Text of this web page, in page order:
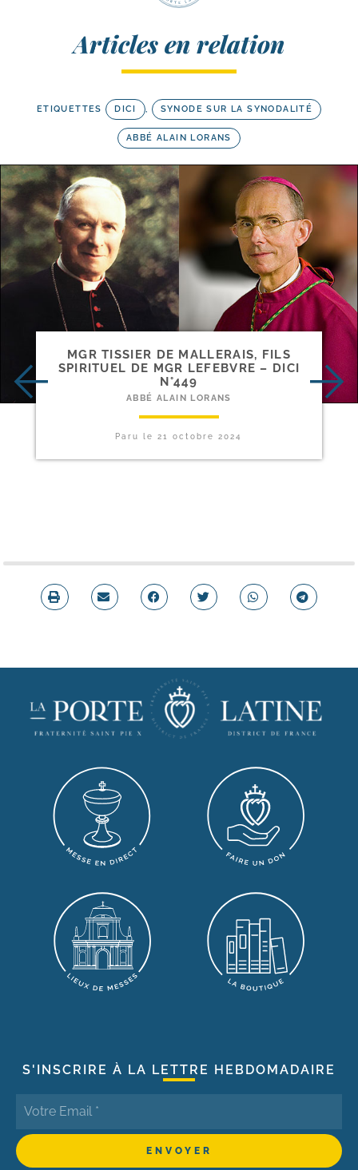
Articles en relation
ETIQUETTES DICI , SYNODE SUR LA SYNODALITÉ
ABBÉ ALAIN LORANS
MGR TISSIER DE MALLERAIS, FILS
SPIRITUEL DE MGR LEFEBVRE – DICI
N°449
ABBÉ ALAIN LORANS
Paru le21 octobre 2024
S'INSCRIRE À LA LETTRE HEBDOMADAIRE